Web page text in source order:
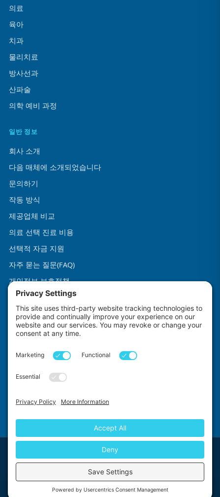
의료
육아
치과
물리치료
방사선과
산파술
의학 예비 과정
일반 정보
회사 소개
다음 매체에 소개되었습니다
문의하기
작동 방식
제공업체 비교
의료 선택 진료 비용
선택적 자금 지원
자주 묻는 질문(FAQ)
개인정보 보호정책
이용약관
쿠키 정책
~에 의해Impact Explorers
First Floor, 5-6 Chalice Close, Wallington, SM6 9RU, United Kingdom
© 2026 Impact Explorers Ltd. All Rights Reserved. Company
Number:12187940, VAT No. GB430870704Chat with us